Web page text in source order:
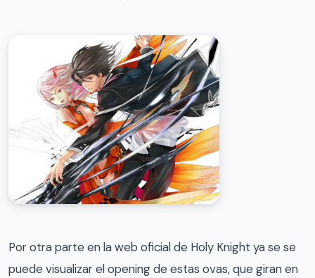
Por otra parte en la web oficial de Holy Knight ya se se
puede visualizar el opening de estas ovas, que giran en